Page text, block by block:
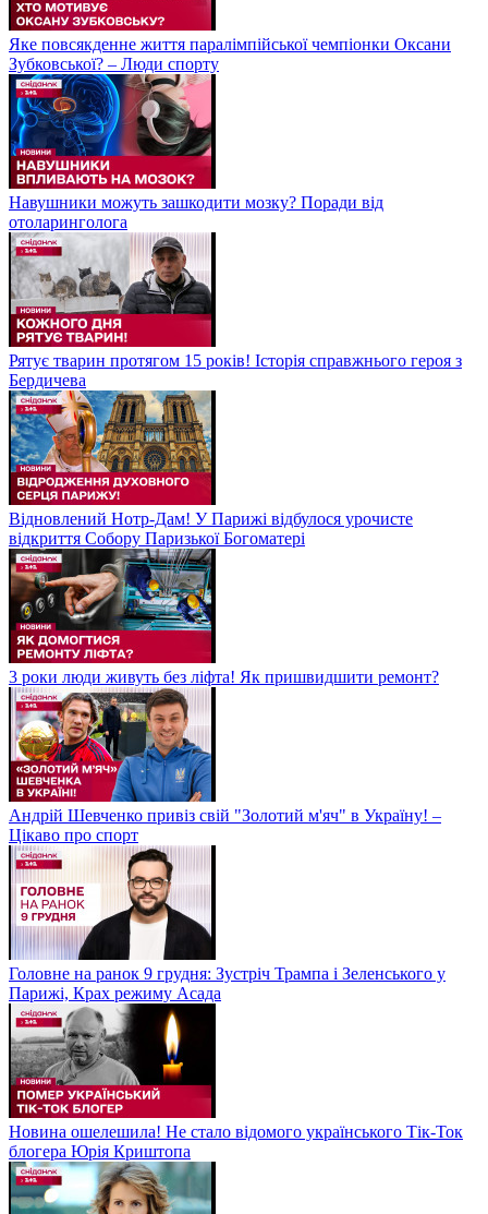
Яке повсякденне життя паралімпійської чемпіонки Оксани
Зубковської? – Люди спорту
Навушники можуть зашкодити мозку? Поради від
отоларинголога
Рятує тварин протягом 15 років! Історія справжнього героя з
Бердичева
Відновлений Нотр-Дам! У Парижі відбулося урочисте
відкриття Собору Паризької Богоматері
3 роки люди живуть без ліфта! Як пришвидшити ремонт?
Андрій Шевченко привіз свій "Золотий м'яч" в Україну! –
Цікаво про спорт
Головне на ранок 9 грудня: Зустріч Трампа і Зеленського у
Парижі, Крах режиму Асада
Новина ошелешила! Не стало відомого українського Тік-Ток
блогера Юрія Криштопа